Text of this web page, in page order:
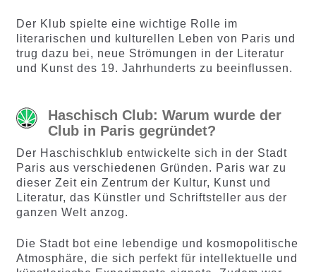
Der Klub spielte eine wichtige Rolle im
literarischen und kulturellen Leben von Paris und
trug dazu bei, neue Strömungen in der Literatur
und Kunst des 19. Jahrhunderts zu beeinflussen.
Haschisch Club: Warum wurde der
Club in Paris gegründet?
Der Haschischklub entwickelte sich in der Stadt
Paris aus verschiedenen Gründen. Paris war zu
dieser Zeit ein Zentrum der Kultur, Kunst und
Literatur, das Künstler und Schriftsteller aus der
ganzen Welt anzog.
Die Stadt bot eine lebendige und kosmopolitische
Atmosphäre, die sich perfekt für intellektuelle und